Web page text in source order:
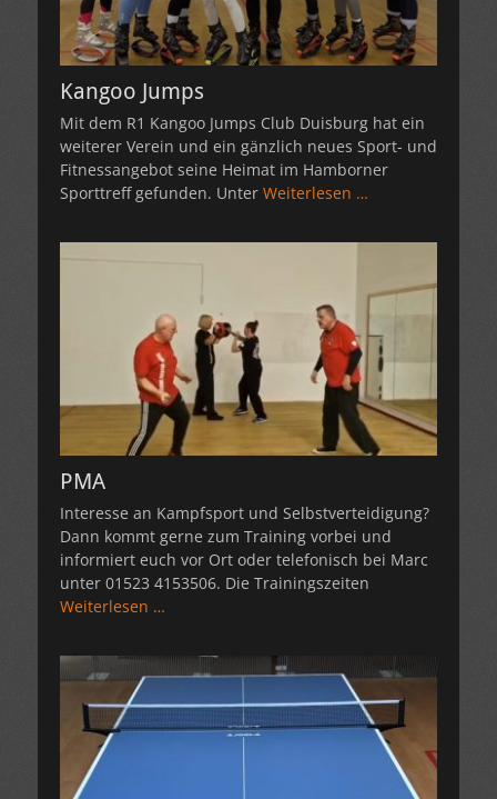
Kangoo Jumps
Mit dem R1 Kangoo Jumps Club Duisburg hat ein
weiterer Verein und ein gänzlich neues Sport- und
Fitnessangebot seine Heimat im Hamborner
Sporttreff gefunden. Unter Weiterlesen …
PMA
Interesse an Kampfsport und Selbstverteidigung?
Dann kommt gerne zum Training vorbei und
informiert euch vor Ort oder telefonisch bei Marc
unter 01523 4153506. Die Trainingszeiten
Weiterlesen …